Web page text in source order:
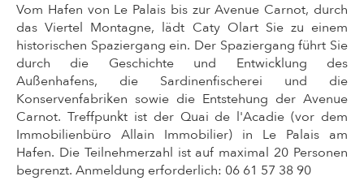
Vom Hafen von Le Palais bis zur Avenue Carnot, durch
das Viertel Montagne, lädt Caty Olart Sie zu einem
historischen Spaziergang ein. Der Spaziergang führt Sie
durch die Geschichte und Entwicklung des
Außenhafens, die Sardinenfischerei und die
Konservenfabriken sowie die Entstehung der Avenue
Carnot. Treffpunkt ist der Quai de l'Acadie (vor dem
Immobilienbüro Allain Immobilier) in Le Palais am
Hafen. Die Teilnehmerzahl ist auf maximal 20 Personen
begrenzt. Anmeldung erforderlich: 06 61 57 38 90